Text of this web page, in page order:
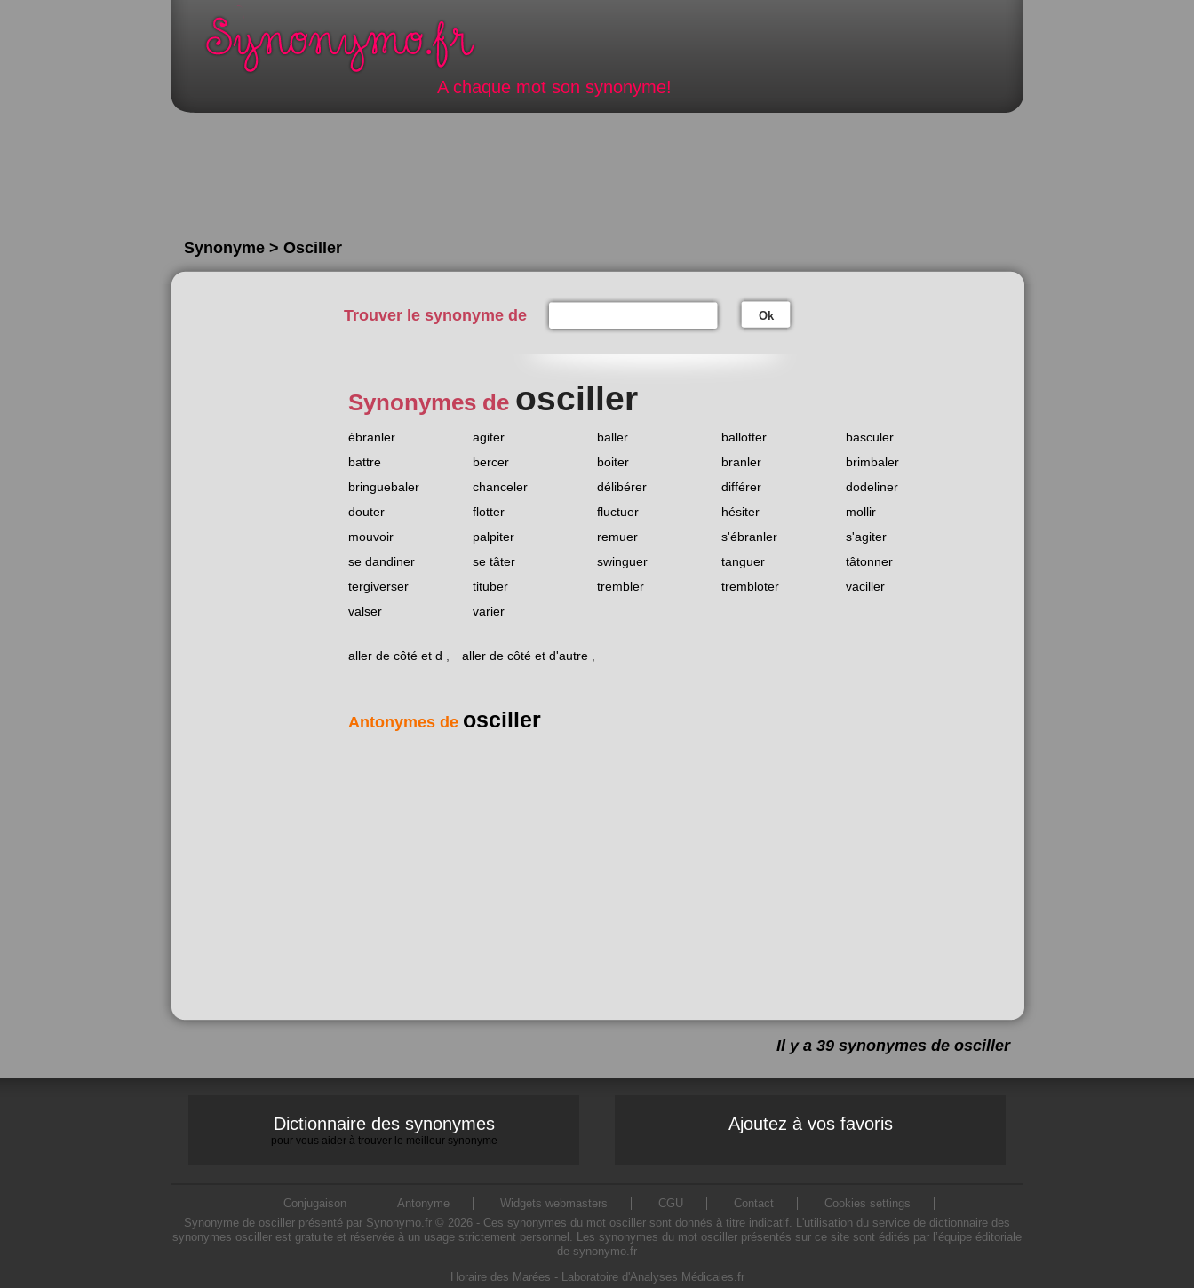
A chaque mot son synonyme!
Synonyme > Osciller
Trouver le synonyme de Ok
Synonymes de osciller
ébranler agiter baller ballotter
basculer
battre
bercer boiter branler
brimbaler
bringuebaler
chanceler délibérer différer
dodeliner
douter
flotter fluctuer hésiter
mollir
mouvoir
palpiter remuer s'ébranler
s'agiter
se dandiner
se tâter swinguer tanguer
tâtonner
tergiverser
tituber trembler trembloter
vaciller
valser
varier
aller de côté et d aller de côté et d'autre
Antonymes de osciller
Il y a 39 synonymes de osciller
Dictionnaire des synonymes
pour vous aider à trouver le meilleur synonyme
Ajoutez à vos favoris
Conjugaison Antonyme Widgets webmasters CGU Contact
Cookies settings
Synonyme de osciller présenté par Synonymo.fr © 2026 - Ces synonymes du mot osciller sont donnés à titre indicatif. L'utilisation du service de dictionnaire des
synonymes osciller est gratuite et réservée à un usage strictement personnel. Les synonymes du mot osciller présentés sur ce site sont édités par l’équipe éditoriale
de synonymo.fr
Horaire des Marées - Laboratoire d'Analyses Médicales.fr